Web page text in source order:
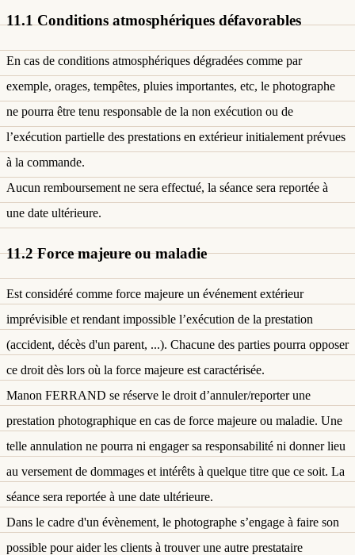
11.1 Conditions atmosphériques défavorables
En cas de conditions atmosphériques dégradées comme par
exemple, orages, tempêtes, pluies importantes, etc, le photographe
ne pourra être tenu responsable de la non exécution ou de
l’exécution partielle des prestations en extérieur initialement prévues
à la commande.
Aucun remboursement ne sera effectué, la séance sera reportée à
une date ultérieure.
11.2 Force majeure ou maladie
Est considéré comme force majeure un événement extérieur
imprévisible et rendant impossible l’exécution de la prestation
(accident, décès d'un parent, ...). Chacune des parties pourra opposer
ce droit dès lors où la force majeure est caractérisée.
Manon FERRAND se réserve le droit d’annuler/reporter une
prestation photographique en cas de force majeure ou maladie. Une
telle annulation ne pourra ni engager sa responsabilité ni donner lieu
au versement de dommages et intérêts à quelque titre que ce soit. La
séance sera reportée à une date ultérieure.
Dans le cadre d'un évènement, le photographe s’engage à faire son
possible pour aider les clients à trouver une autre prestataire